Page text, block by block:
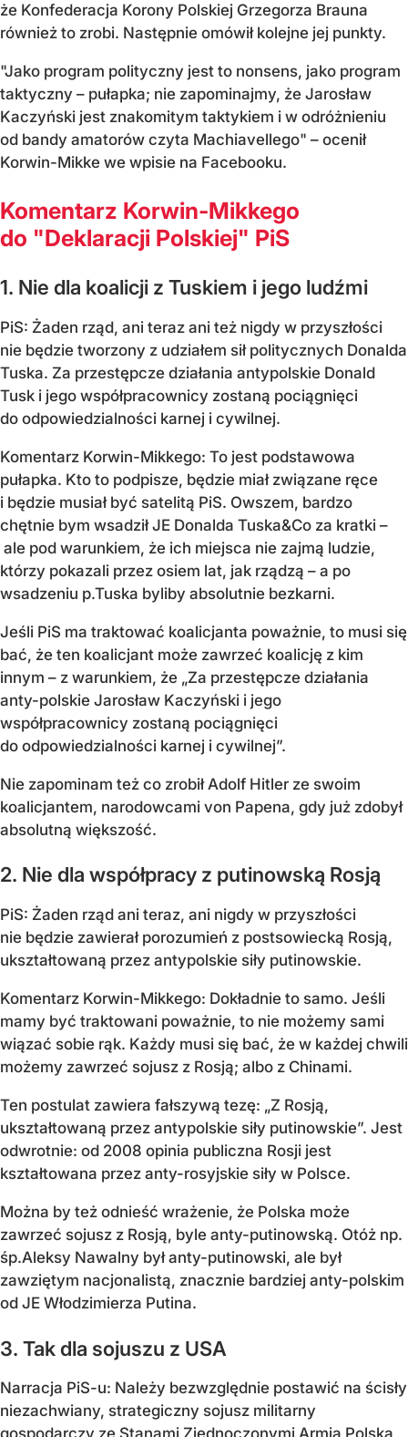
że Konfederacja Korony Polskiej Grzegorza Brauna
również to zrobi. Następnie omówił kolejne jej punkty.
"Jako program polityczny jest to nonsens, jako program
taktyczny – pułapka; nie zapominajmy, że Jarosław
Kaczyński jest znakomitym taktykiem i w odróżnieniu
od bandy amatorów czyta Machiavellego" – ocenił
Korwin-Mikke we wpisie na Facebooku.
Komentarz Korwin-Mikkego
do "Deklaracji Polskiej" PiS
1. Nie dla koalicji z Tuskiem i jego ludźmi
PiS: Żaden rząd, ani teraz ani też nigdy w przyszłości
nie będzie tworzony z udziałem sił politycznych Donalda
Tuska. Za przestępcze działania antypolskie Donald
Tusk i jego współpracownicy zostaną pociągnięci
do odpowiedzialności karnej i cywilnej.
Komentarz Korwin-Mikkego: To jest podstawowa
pułapka. Kto to podpisze, będzie miał związane ręce
i będzie musiał być satelitą PiS. Owszem, bardzo
chętnie bym wsadził JE Donalda Tuska&Co za kratki –
ale pod warunkiem, że ich miejsca nie zajmą ludzie,
którzy pokazali przez osiem lat, jak rządzą – a po
wsadzeniu p.Tuska byliby absolutnie bezkarni.
Jeśli PiS ma traktować koalicjanta poważnie, to musi się
bać, że ten koalicjant może zawrzeć koalicję z kim
innym – z warunkiem, że „Za przestępcze działania
anty-polskie Jarosław Kaczyński i jego
współpracownicy zostaną pociągnięci
do odpowiedzialności karnej i cywilnej”.
Nie zapominam też co zrobił Adolf Hitler ze swoim
koalicjantem, narodowcami von Papena, gdy już zdobył
absolutną większość.
2. Nie dla współpracy z putinowską Rosją
PiS: Żaden rząd ani teraz, ani nigdy w przyszłości
nie będzie zawierał porozumień z postsowiecką Rosją,
ukształtowaną przez antypolskie siły putinowskie.
Komentarz Korwin-Mikkego: Dokładnie to samo. Jeśli
mamy być traktowani poważnie, to nie możemy sami
wiązać sobie rąk. Każdy musi się bać, że w każdej chwili
możemy zawrzeć sojusz z Rosją; albo z Chinami.
Ten postulat zawiera fałszywą tezę: „Z Rosją,
ukształtowaną przez antypolskie siły putinowskie”. Jest
odwrotnie: od 2008 opinia publiczna Rosji jest
kształtowana przez anty-rosyjskie siły w Polsce.
Można by też odnieść wrażenie, że Polska może
zawrzeć sojusz z Rosją, byle anty-putinowską. Otóż np.
śp.Aleksy Nawalny był anty-putinowski, ale był
zawziętym nacjonalistą, znacznie bardziej anty-polskim
od JE Włodzimierza Putina.
3. Tak dla sojuszu z USA
Narracja PiS-u: Należy bezwzględnie postawić na ścisły
niezachwiany, strategiczny sojusz militarny